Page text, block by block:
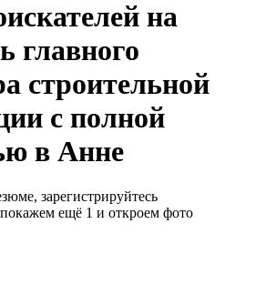
на
главного
строительной
с полной
в Анне
зарегистрируйтесь
ещё 1 и откроем фото